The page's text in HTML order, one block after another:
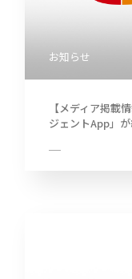
お知らせ
【メディア掲載
ジェントApp」